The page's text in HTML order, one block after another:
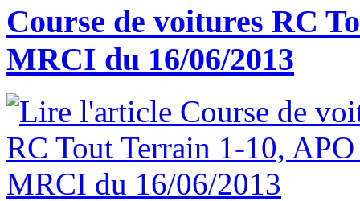
Course de voitures RC
MRCI du 16/06/2013